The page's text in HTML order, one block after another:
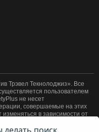
Трэвел Текнолоджиз». Все
пользователем
не несет
совершаемые на этих
в зависимости от